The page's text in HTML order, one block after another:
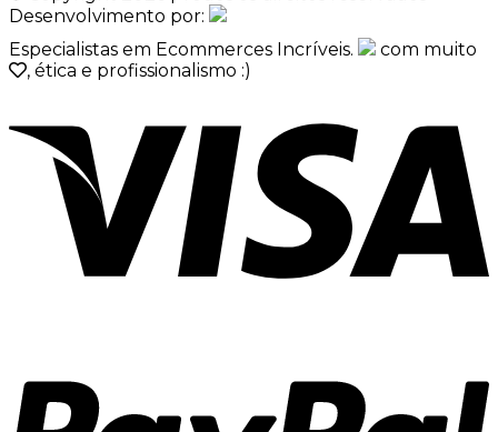
Desenvolvimento por:
Especialistas em Ecommerces Incríveis.
com muito
, ética e profissionalismo :)